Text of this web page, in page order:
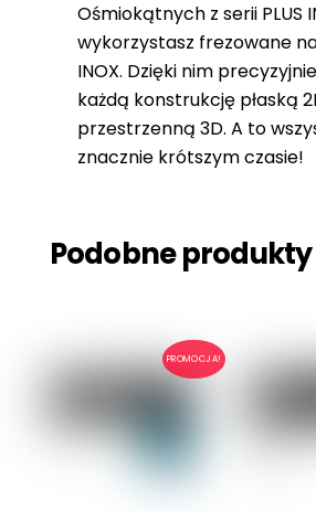
Ośmiokątnych z serii PLUS
wykorzystasz frezowane
INOX. Dzięki nim
każdą konstrukcję płaską
przestrzenną 3D. A to
znacznie krótszym czasie!
Podobne produkty
PROMOCJA!